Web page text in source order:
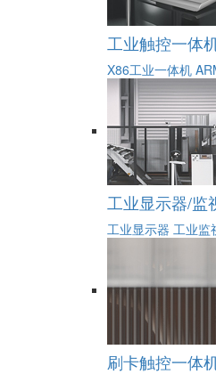
工业触控一体
X86工业一体机
工业显示器/监
工业显示器 工业监
刷卡触控一体